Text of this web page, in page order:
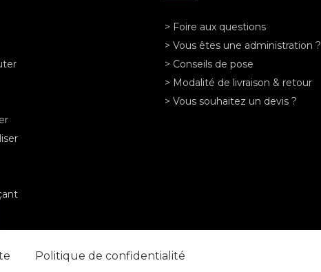
> Foire aux questions
> Vous êtes une administration ?
> Conseils de pose
> Modalité de livraison & retour
> Vous souhaitez un devis ?
Politique de confidentialité